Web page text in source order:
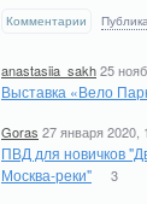
Комментарии
anastasiia_sakh25
Выставка «Вело
Goras 27 января 2020,
ПВД для новичков
Москва-реки"
3